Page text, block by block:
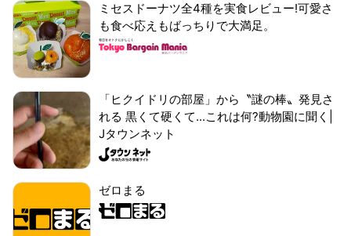
ミセスドーナツ全4種を実食レビュー!可愛さ
も食べ応えもばっちりで大満足。
「ヒクイドリの部屋」から〝謎の棒〟発見さ
れる 黒くて硬くて...これは何?動物園に聞く|
Jタウンネット
ゼロまる